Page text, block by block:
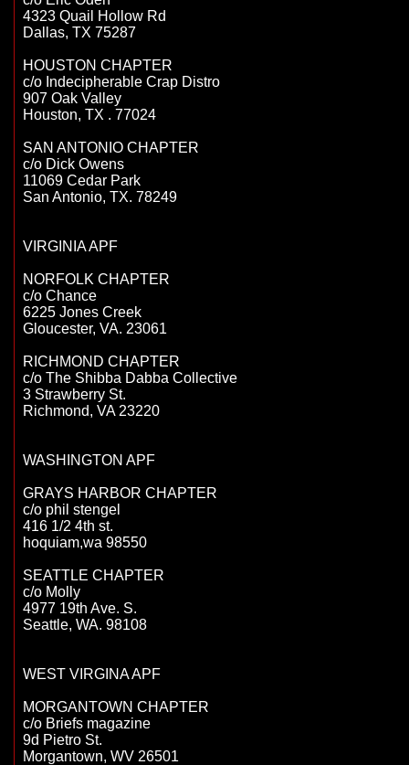
4323 Quail Hollow Rd
Dallas, TX 75287
HOUSTON CHAPTER
c/o Indecipherable Crap Distro
907 Oak Valley
Houston, TX . 77024
SAN ANTONIO CHAPTER
c/o Dick Owens
11069 Cedar Park
San Antonio, TX. 78249
VIRGINIA APF
NORFOLK CHAPTER
c/o Chance
6225 Jones Creek
Gloucester, VA. 23061
RICHMOND CHAPTER
c/o The Shibba Dabba Collective
3 Strawberry St.
Richmond, VA 23220
WASHINGTON APF
GRAYS HARBOR CHAPTER
c/o phil stengel
416 1/2 4th st.
hoquiam,wa 98550
SEATTLE CHAPTER
c/o Molly
4977 19th Ave. S.
Seattle, WA. 98108
WEST VIRGINA APF
MORGANTOWN CHAPTER
c/o Briefs magazine
9d Pietro St.
Morgantown, WV 26501